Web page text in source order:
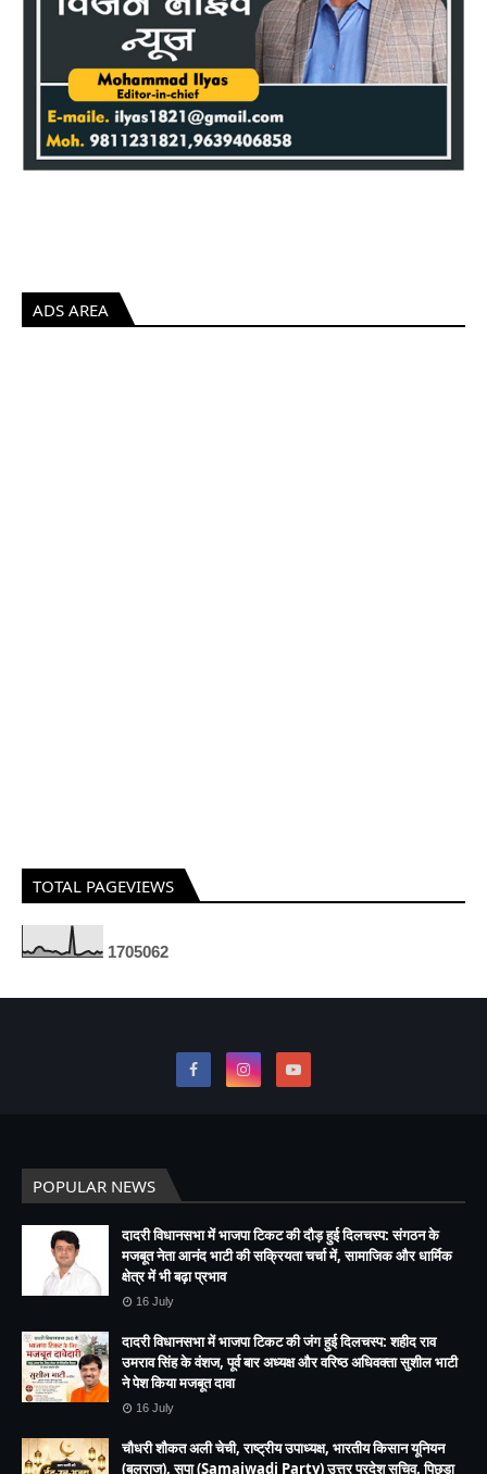
ADS AREA
TOTAL PAGEVIEWS
1705062
POPULAR NEWS
दादरी विधानसभा में भाजपा टिकट की दौड़ हुई दिलचस्प: संगठन के
मजबूत नेता आनंद भाटी की सक्रियता चर्चा में, सामाजिक और धार्मिक
क्षेत्र में भी बढ़ा प्रभाव
16 July
दादरी विधानसभा में भाजपा टिकट की जंग हुई दिलचस्प: शहीद राव
उमराव सिंह के वंशज, पूर्व बार अध्यक्ष और वरिष्ठ अधिवक्ता सुशील भाटी
ने पेश किया मजबूत दावा
16 July
चौधरी शौकत अली चेची, राष्ट्रीय उपाध्यक्ष, भारतीय किसान यूनियन
(बलराज), सपा (Samajwadi Party) उत्तर प्रदेश सचिव, पिछड़ा